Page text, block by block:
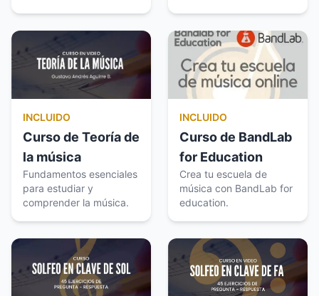
INCLUIDO
Curso de Teoría de
la música
Fundamentos esenciales
para estudiar y
comprender la música.
INCLUIDO
Curso de BandLab
for Education
Crea tu escuela de
música con BandLab for
education.